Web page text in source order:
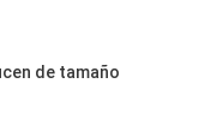
de tamaño